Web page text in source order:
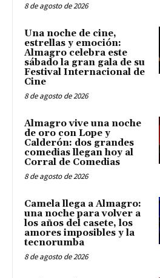
8 de agosto de 2026
Una noche de cine,
estrellas y emoción:
Almagro celebra este
sábado la gran gala de su
Festival Internacional de
Cine
8 de agosto de 2026
Almagro vive una noche
de oro con Lope y
Calderón: dos grandes
comedias llegan hoy al
Corral de Comedias
8 de agosto de 2026
Camela llega a Almagro:
una noche para volver a
los años del casete, los
amores imposibles y la
tecnorumba
8 de agosto de 2026